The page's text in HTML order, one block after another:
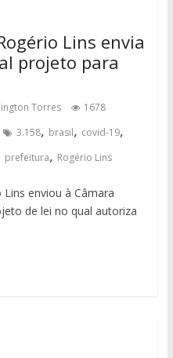
Lins envia
projeto para
Torres
1678
3.158, brasil, covid-19,
prefeitura, Rogério Lins
enviou à Câmara
de lei no qual autoriza